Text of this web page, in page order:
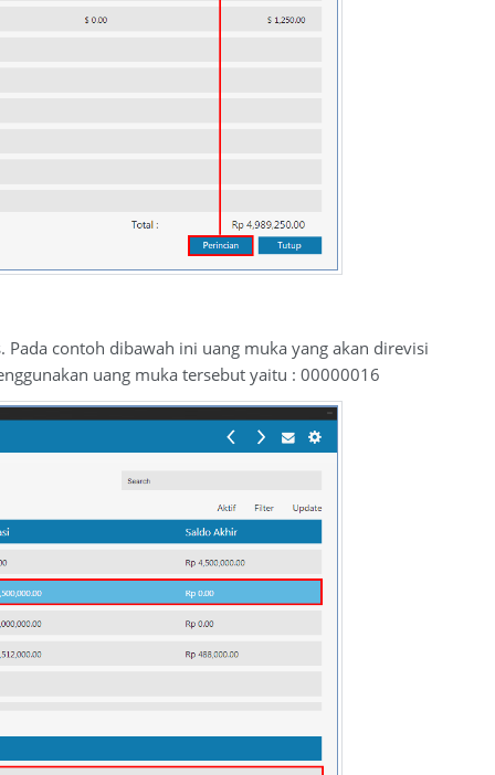
contoh dibawah ini uang muka yang akan direvisi
uang muka tersebut yaitu : 00000016